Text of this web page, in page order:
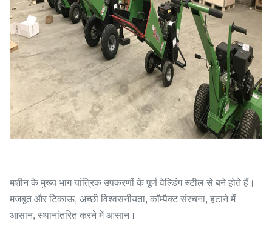
मशीन के मुख्य भाग यांत्रिक उपकरणों के पूर्ण वेल्डिंग स्टील से बने होते हैं।
मजबूत और टिकाऊ, अच्छी विश्वसनीयता, कॉम्पैक्ट संरचना, हटाने में
आसान, स्थानांतरित करने में आसान।